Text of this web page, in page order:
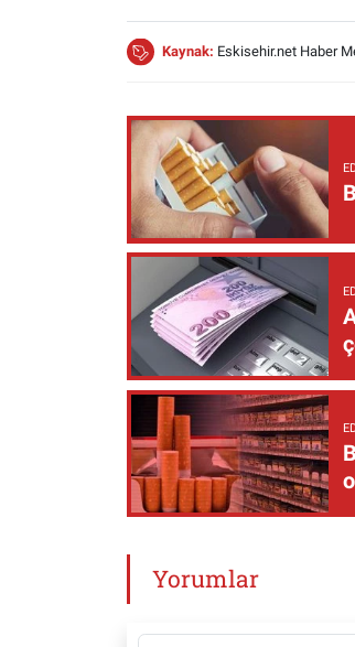
Kaynak: Eskisehir.net Haber
Yorumlar